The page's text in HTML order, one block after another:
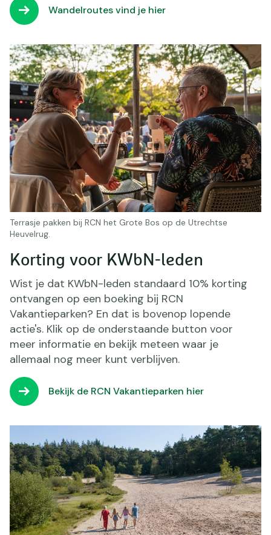
Wandelroutes vind je hier
Terrasje pakken bij RCN het Grote Bos op de Utrechtse
Heuvelrug.
Korting voor KWbN-leden
Wist je dat KWbN-leden standaard 10% korting
ontvangen op een boeking bij RCN
Vakantieparken? En dat is bovenop lopende
actie's. Klik op de onderstaande button voor
meer informatie en bekijk meteen waar je
allemaal nog meer kunt verblijven.
Bekijk de RCN Vakantieparken hier